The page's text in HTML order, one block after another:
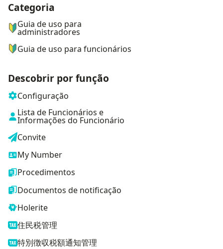
ナビゲーションメニュー
Categoria
Guia de uso para
administradores
Guia de uso para funcionários
Descobrir por função
Configuração
Lista de Funcionários e
Informações do Funcionário
Convite
My Number
Procedimentos
Documentos de notificação
Holerite
住民税管理
特別徴収税額通知管理